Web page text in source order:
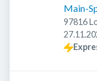
Main-
97816